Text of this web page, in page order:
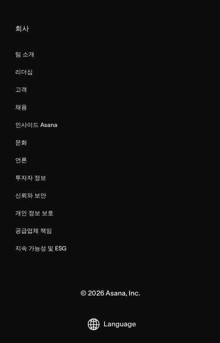
회사
팀 소개
리더십
고객
채용
인사이드 Asana
문화
언론
투자자 정보
신뢰와 보안
개인 정보 보호
공급업체 책임
지속 가능성 및 ESG
©2026Asana, Inc.
Language